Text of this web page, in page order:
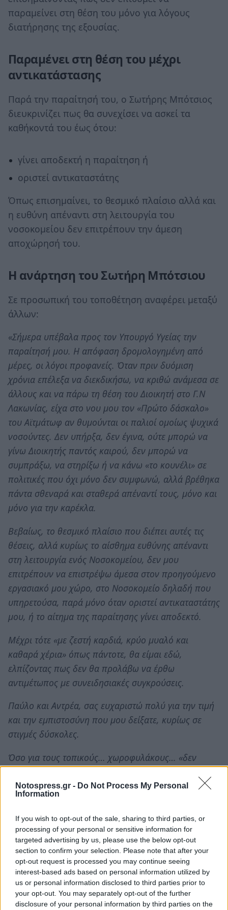
Notospress.gr - Do Not Process My Personal
Information
If you wish to opt-out of the sale, sharing to third parties, or
processing of your personal or sensitive information for
targeted advertising by us, please use the below opt-out
section to confirm your selection. Please note that after your
opt-out request is processed you may continue seeing
interest-based ads based on personal information utilized by
us or personal information disclosed to third parties prior to
your opt-out. You may separately opt-out of the further
disclosure of your personal information by third parties on the
παραμείνει στη θέση του μόνο για λόγους
διατήρησης της εξουσίας.
Παραμένει στη θέση του μέχρι
αντικατάστασης
Παρά την παραίτησή του, ο Σωτήρης Μπότσιος
διευκρινίζει πως θα συνεχίσει να ασκεί τα
καθήκοντά του έως ότου:
γίνει αποδεκτή η παραίτηση ή
οριστεί αντικαταστάτης
Όπως επισημαίνει, το θεσμικό πλαίσιο αλλά και
η ευθύνη απέναντι στη λειτουργία του
νοσοκομείου δεν επιτρέπουν την άμεση
αποχώρησή του.
Η ανάρτηση του Σωτήρη Μπότσιου
Σε προσωπική του τοποθέτηση αναφέρει μεταξύ
άλλων:
«Σήμερα υπέβαλα προς τον Υπουργό Υγείας την
παραίτησή μου. Η απόφαση δρομολογημένη από
μέρες, οι λόγοι προφανείς. Όταν πριν δυόμιση
χρόνια επέλεξα να διεκδικήσω, να κριθώ ανάμεσα σε
άλλους και να πάρω τη θέση του Διοικητή στο Γ.Ν
Λακωνίας, είχα στο νου μου τον «Πρώτο δάσκαλο»
του Αϊτμάτωφ αν θυμούνται οι παλιοί ομοίως ψυχικά
νοσούντες. Δεν υπήρξα, δεν έγινα, ούτε μπορώ να
γίνω Διοικητής παντός καιρού, δεν μπορώ να
συμπράξω, να στηρίξω ή να κάνω «το κουνέλι» σε
πολιτικές που όχι μόνο δεν συμφωνώ, αλλά βρέθηκα
πάντα σθεναρά και σταθερά απέναντί τους, μόνο και
μόνο για την καρέκλα.
Βεβαίως, το θεσμικό πλαίσιο που διέπει αυτές τις
θέσεις, αλλά κυρίως το αίσθημα ευθύνης απέναντι
στη λειτουργία ενός Νοσοκομείου, δεν μου
επιτρέπουν να επιστρέψω άμεσα στον προηγούμενο
εργασιακό μου χώρο, στο Νοσοκομείο δηλαδή που
υπηρετούσα, παρά μόνο όταν οριστεί αντικαταστάτης
μου, ή το αίτημα της παραίτησης γίνει αποδεκτό.
Μέχρι τότε «με ζεστή καρδιά, κρύο μυαλό και
καθαρά χέρια» όπως πάντοτε, θα είμαι εδώ,
ελπίζοντας πως δεν θα προλάβω να έρθω
αντιμέτωπος με συνειδησιακές συγκρούσεις.
Παύλο και Αντρέα, σας ευχαριστώ πολύ για την τιμή
και την εμπιστοσύνη που μου δείξατε, κυρίως σε
στιγμές δύσκολες.
Όσο για τους τοπικούς… χωροφυλάκους… «δεν
μαζί τους…»
Ποιος παραιτήθηκε από το Νοσοκομείο
Σπάρτης;
ΟΔιοικητήςτου Γενικού Νοσοκομείου Λακωνίας,
Σωτήρης Μπότσιος.
Πότε υπέβαλε την παραίτησή του;